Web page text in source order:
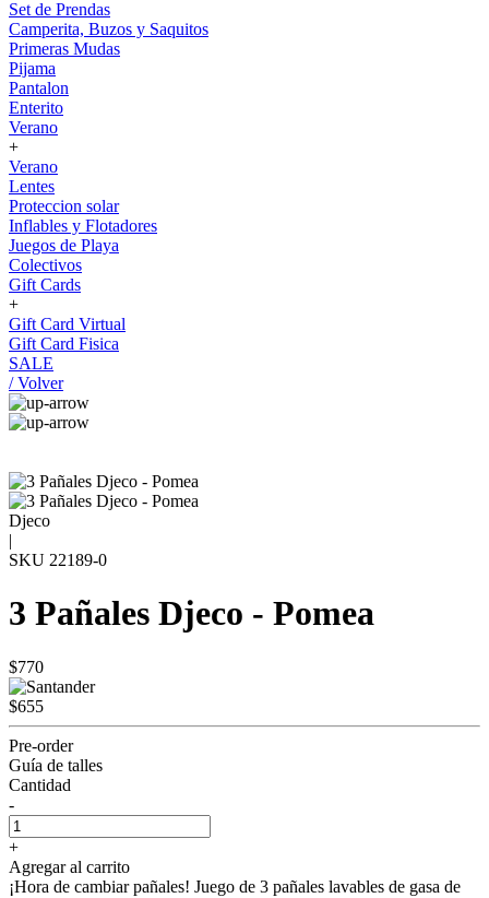
Set de Prendas
Camperita, Buzos y Saquitos
Primeras Mudas
Pijama
Pantalon
Enterito
Verano
+
Verano
Lentes
Proteccion solar
Inflables y Flotadores
Juegos de Playa
Colectivos
Gift Cards
+
Gift Card Virtual
Gift Card Fisica
SALE
/ Volver
Djeco
|
SKU 22189-0
3 Pañales Djeco - Pomea
$770
$655
Pre-order
Guía de talles
Cantidad
-
+
Agregar al carrito
¡Hora de cambiar pañales! Juego de 3 pañales lavables de gasa de